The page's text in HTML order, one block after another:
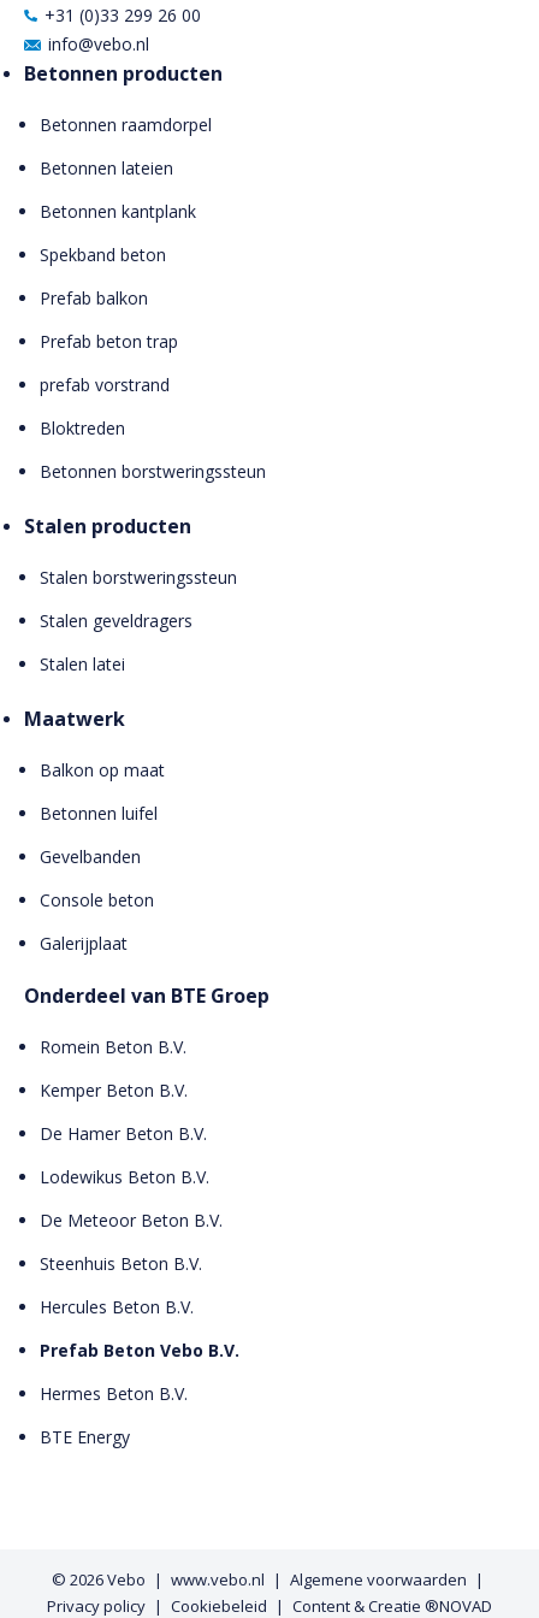
+31 (0)33 299 26 00
info@vebo.nl
Betonnen producten
Betonnen raamdorpel
Betonnen lateien
Betonnen kantplank
Spekband beton
Prefab balkon
Prefab beton trap
prefab vorstrand
Bloktreden
Betonnen borstweringssteun
Stalen producten
Stalen borstweringssteun
Stalen geveldragers
Stalen latei
Maatwerk
Balkon op maat
Betonnen luifel
Gevelbanden
Console beton
Galerijplaat
Onderdeel van BTE Groep
Romein Beton B.V.
Kemper Beton B.V.
De Hamer Beton B.V.
Lodewikus Beton B.V.
De Meteoor Beton B.V.
Steenhuis Beton B.V.
Hercules Beton B.V.
Prefab Beton Vebo B.V.
Hermes Beton B.V.
BTE Energy
© 2026Vebo www.vebo.nl
Algemene voorwaarden
Privacy policy
Cookiebeleid Content & Creatie ®NOVAD